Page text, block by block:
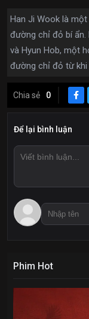
Han Ji Wook là
đường chỉ đỏ bí ẩn.
và Hyun Hob, một
đường chỉ đỏ từ khi
Chia sẻ 0
Để lại bình luận
Phim Hot